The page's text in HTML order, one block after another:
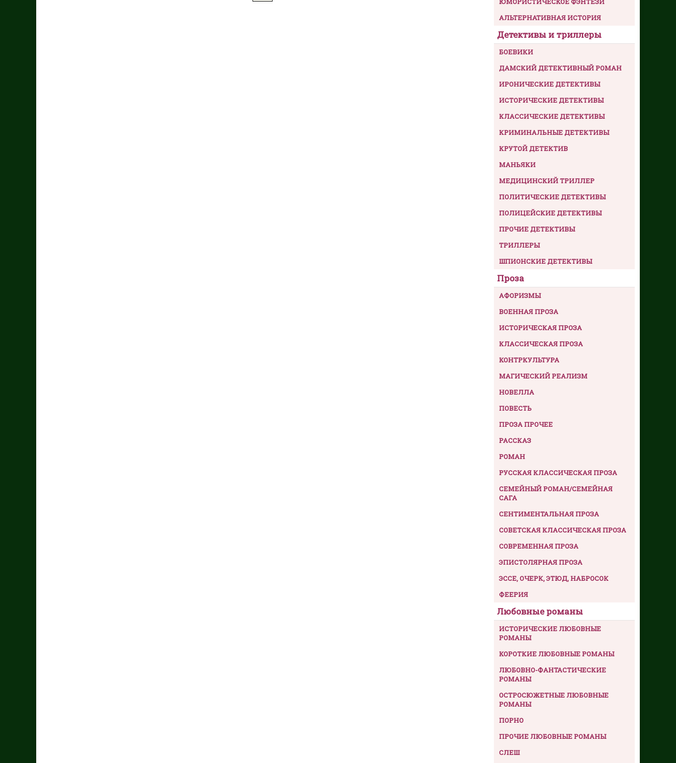
АЛЬТЕРНАТИВНАЯ ИСТОРИЯ
Детективы и триллеры
БОЕВИКИ
ДАМСКИЙ ДЕТЕКТИВНЫЙ РОМАН
ИРОНИЧЕСКИЕ ДЕТЕКТИВЫ
ИСТОРИЧЕСКИЕ ДЕТЕКТИВЫ
КЛАССИЧЕСКИЕ ДЕТЕКТИВЫ
КРИМИНАЛЬНЫЕ ДЕТЕКТИВЫ
КРУТОЙ ДЕТЕКТИВ
МАНЬЯКИ
МЕДИЦИНСКИЙ ТРИЛЛЕР
ПОЛИТИЧЕСКИЕ ДЕТЕКТИВЫ
ПОЛИЦЕЙСКИЕ ДЕТЕКТИВЫ
ПРОЧИЕ ДЕТЕКТИВЫ
ТРИЛЛЕРЫ
ШПИОНСКИЕ ДЕТЕКТИВЫ
Проза
АФОРИЗМЫ
ВОЕННАЯ ПРОЗА
ИСТОРИЧЕСКАЯ ПРОЗА
КЛАССИЧЕСКАЯ ПРОЗА
КОНТРКУЛЬТУРА
МАГИЧЕСКИЙ РЕАЛИЗМ
НОВЕЛЛА
ПОВЕСТЬ
ПРОЗА ПРОЧЕЕ
РАССКАЗ
РОМАН
РУССКАЯ КЛАССИЧЕСКАЯ ПРОЗА
СЕМЕЙНЫЙ РОМАН/СЕМЕЙНАЯ
САГА
СЕНТИМЕНТАЛЬНАЯ ПРОЗА
СОВЕТСКАЯ КЛАССИЧЕСКАЯ ПРОЗА
СОВРЕМЕННАЯ ПРОЗА
ЭПИСТОЛЯРНАЯ ПРОЗА
ЭССЕ, ОЧЕРК, ЭТЮД, НАБРОСОК
ФЕЕРИЯ
Любовные романы
ИСТОРИЧЕСКИЕ ЛЮБОВНЫЕ
РОМАНЫ
КОРОТКИЕ ЛЮБОВНЫЕ РОМАНЫ
ЛЮБОВНО-ФАНТАСТИЧЕСКИЕ
РОМАНЫ
ОСТРОСЮЖЕТНЫЕ ЛЮБОВНЫЕ
РОМАНЫ
ПОРНО
ПРОЧИЕ ЛЮБОВНЫЕ РОМАНЫ
СЛЕШ